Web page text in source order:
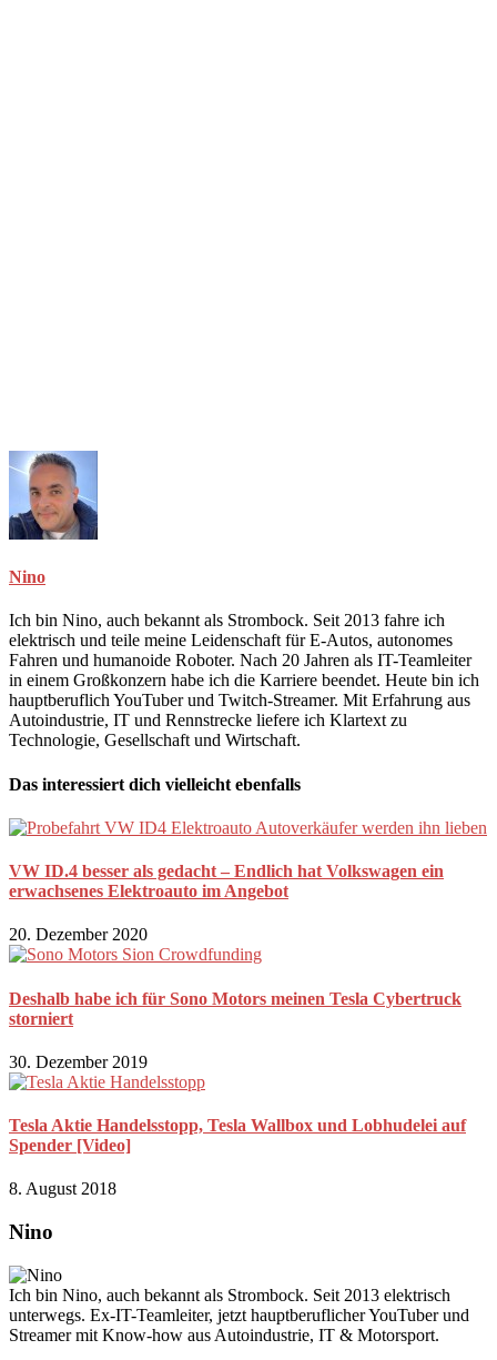
Nino
Ich bin Nino, auch bekannt als Strombock. Seit 2013 fahre ich
elektrisch und teile meine Leidenschaft für E-Autos, autonomes
Fahren und humanoide Roboter. Nach 20 Jahren als IT-Teamleiter
in einem Großkonzern habe ich die Karriere beendet. Heute bin ich
hauptberuflich YouTuber und Twitch-Streamer. Mit Erfahrung aus
Autoindustrie, IT und Rennstrecke liefere ich Klartext zu
Technologie, Gesellschaft und Wirtschaft.
Das interessiert dich vielleicht ebenfalls
VW ID.4 besser als gedacht – Endlich hat Volkswagen ein
erwachsenes Elektroauto im Angebot
20. Dezember 2020
Deshalb habe ich für Sono Motors meinen Tesla Cybertruck
storniert
30. Dezember 2019
Tesla Aktie Handelsstopp, Tesla Wallbox und Lobhudelei auf
Spender [Video]
8. August 2018
Nino
Ich bin Nino, auch bekannt als Strombock. Seit 2013 elektrisch
unterwegs. Ex-IT-Teamleiter, jetzt hauptberuflicher YouTuber und
Streamer mit Know-how aus Autoindustrie, IT & Motorsport.